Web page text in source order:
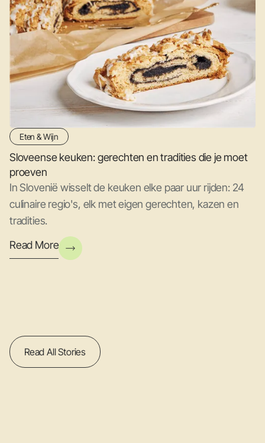
Read All Stories
Eten & Wijn
Sloveense keuken: gerechten en tradities die je moet
proeven
In Slovenië wisselt de keuken elke paar uur rijden: 24
culinaire regio's, elk met eigen gerechten, kazen en
tradities.
Read More